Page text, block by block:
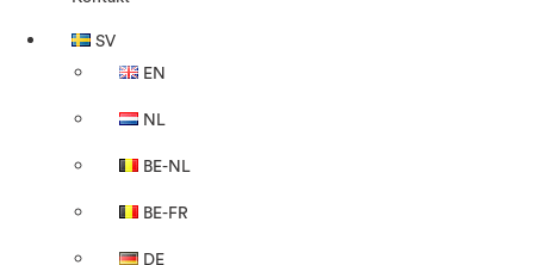
SV
EN
NL
BE-NL
BE-FR
DE